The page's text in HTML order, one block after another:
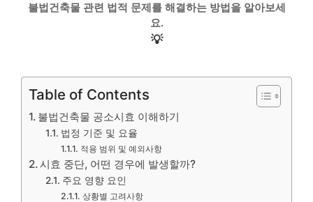
불법건축물 관련 법적 문제를 해결하는 방법을 알아보세
요.
💡
Table of Contents
불법건축물 공소시효 이해하기
법정 기준 및 요율
적용 범위 및 예외사항
시효 중단, 어떤 경우에 발생할까?
주요 영향 요인
상황별 고려사항